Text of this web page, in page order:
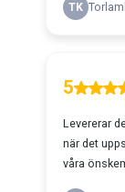
TK
5
Levererar
när det
våra